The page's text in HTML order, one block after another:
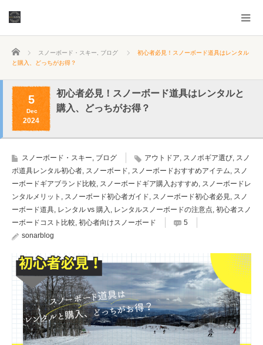
ホーム スノーボード・スキー ブログ
初心者必見！スノーボード道具はレンタル
と購入、どっちがお得？
5
Dec
2024
初心者必見！スノーボード道具はレンタルと
購入、どっちがお得？
スノーボード・スキー, ブログ アウトドア, スノボギア選び, スノ
ボ道具レンタル初心者, スノーボード, スノーボードおすすめアイテム, スノ
ーボードギアブランド比較, スノーボードギア購入おすすめ, スノーボードレ
ンタルメリット , スノーボード初心者ガイド, スノーボード初心者必見, スノ
ーボード道具, レンタル vs 購入 , レンタルスノーボードの注意点, 初心者スノ
ーボードコスト比較, 初心者向けスノーボード
5
sonarblog